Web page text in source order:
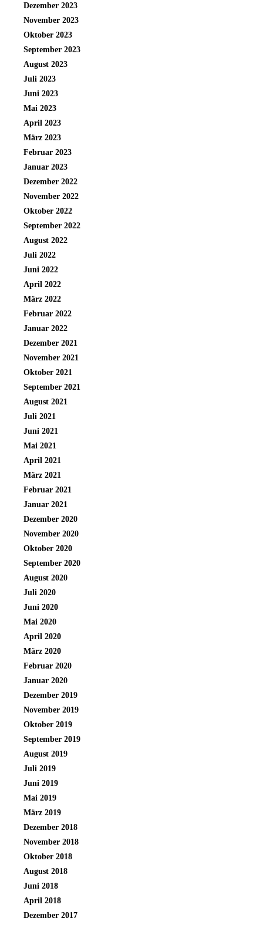
Dezember 2023
November 2023
Oktober 2023
September 2023
August 2023
Juli 2023
Juni 2023
Mai 2023
April 2023
März 2023
Februar 2023
Januar 2023
Dezember 2022
November 2022
Oktober 2022
September 2022
August 2022
Juli 2022
Juni 2022
April 2022
März 2022
Februar 2022
Januar 2022
Dezember 2021
November 2021
Oktober 2021
September 2021
August 2021
Juli 2021
Juni 2021
Mai 2021
April 2021
März 2021
Februar 2021
Januar 2021
Dezember 2020
November 2020
Oktober 2020
September 2020
August 2020
Juli 2020
Juni 2020
Mai 2020
April 2020
März 2020
Februar 2020
Januar 2020
Dezember 2019
November 2019
Oktober 2019
September 2019
August 2019
Juli 2019
Juni 2019
Mai 2019
März 2019
Dezember 2018
November 2018
Oktober 2018
August 2018
Juni 2018
April 2018
Dezember 2017